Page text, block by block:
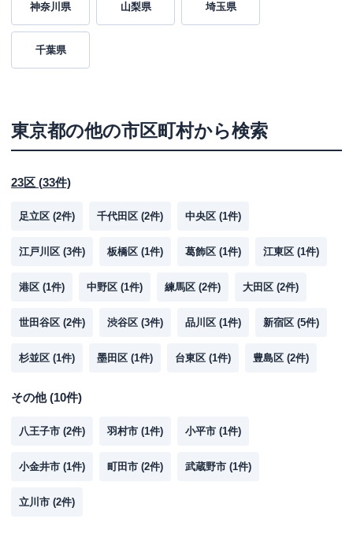
神奈川県 山梨県 埼玉県
千葉県
東京都の他の市区町村から検索
23区 (33件)
足立区 (2件) 千代田区 (2件) 中央区 (1件)
江戸川区 (3件) 板橋区 (1件) 葛飾区 (1件) 江東区 (1件)
港区 (1件) 中野区 (1件) 練馬区 (2件) 大田区 (2件)
世田谷区 (2件) 渋谷区 (3件) 品川区 (1件) 新宿区 (5件)
杉並区 (1件) 墨田区 (1件) 台東区 (1件) 豊島区 (2件)
その他(10件)
八王子市 (2件) 羽村市 (1件) 小平市 (1件)
小金井市 (1件) 町田市 (2件) 武蔵野市 (1件)
立川市 (2件)